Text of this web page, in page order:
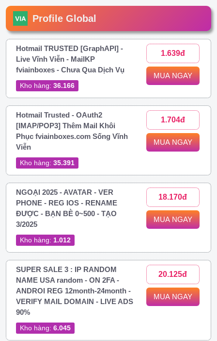
Profile Global
Hotmail TRUSTED [GraphAPI] -
Live Vĩnh Viễn - MailKP
fviainboxes - Chưa Qua Dịch Vụ
Kho hàng: 36.166
1.639đ
MUA NGAY
Hotmail Trusted - OAuth2
[IMAP/POP3] Thêm Mail Khôi
Phục fviainboxes.com Sống Vĩnh
Viễn
Kho hàng: 35.391
1.704đ
MUA NGAY
NGOẠI 2025 - AVATAR - VER
PHONE - REG IOS - RENAME
ĐƯỢC - BẠN BÈ 0~500 - TẠO
3/2025
Kho hàng: 1.012
18.170đ
MUA NGAY
SUPER SALE 3 : IP RANDOM
NAME USA random - ON 2FA -
ANDROI REG 12month-24month -
VERIFY MAIL DOMAIN - LIVE ADS
90%
Kho hàng: 6.045
20.125đ
MUA NGAY